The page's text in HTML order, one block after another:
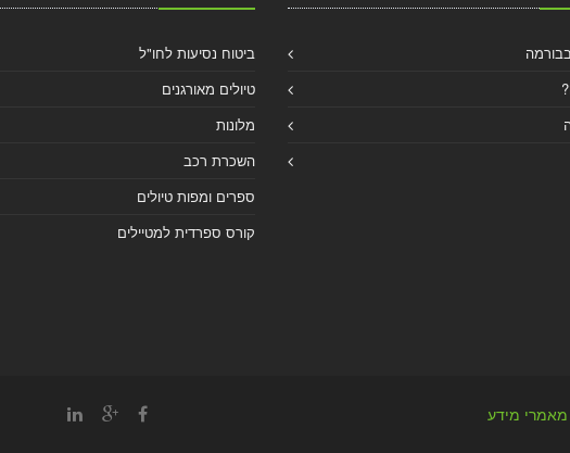
ביטוח נסיעות לחו"ל
טיולים מאורגנים
מלונות
השכרת רכב
ספרים ומפות טיולים
קורס ספרדית למטיילים
מידע